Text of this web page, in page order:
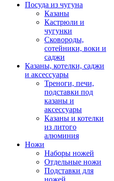
Посуда из чугуна
Казаны
Кастрюли и
чугунки
Сковороды,
сотейники, воки и
саджи
Казаны, котелки, саджи
и аксессуары
Треноги, печи,
подставки под
казаны и
аксессуары
Казаны и котелки
из литого
алюминия
Ножи
Наборы ножей
Отдельные ножи
Подставки для
ножей